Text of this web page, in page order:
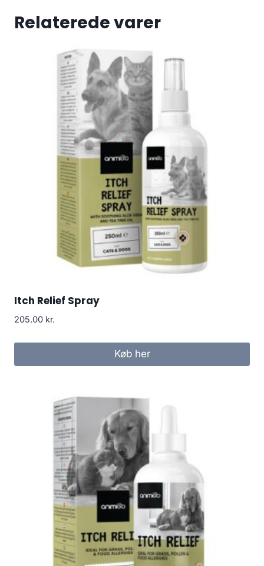
Relaterede varer
Itch Relief Spray
205.00 kr.
Køb her